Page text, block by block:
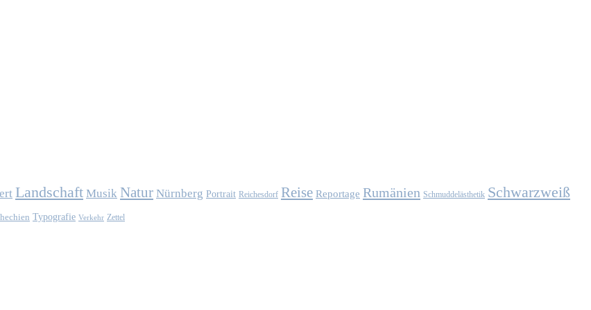
Landschaft Musik Natur Nürnberg Portrait Reichesdorf Reise Reportage Rumänien Schmuddelästhetik Schwarzweiß
Typografie Verkehr Zettel